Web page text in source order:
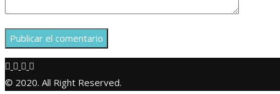
© 2020. All Right Reserved.